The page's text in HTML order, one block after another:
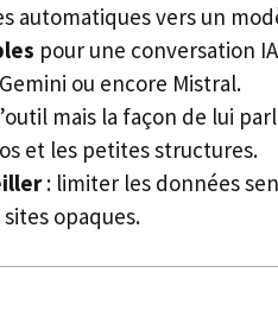
automatiques vers un
pour une conversation
ou encore Mistral.
mais la façon de lui
et les petites structures.
: limiter les données
opaques.